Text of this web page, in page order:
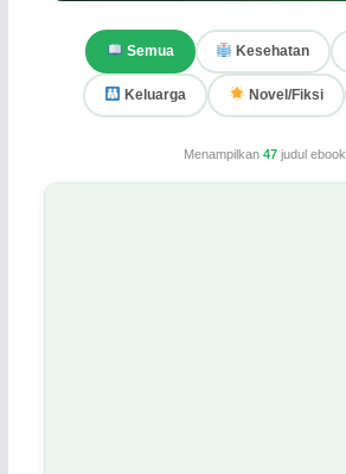
Semua Kesehatan
Keluarga Novel/Fiksi
Menampilkan47 judul ebook